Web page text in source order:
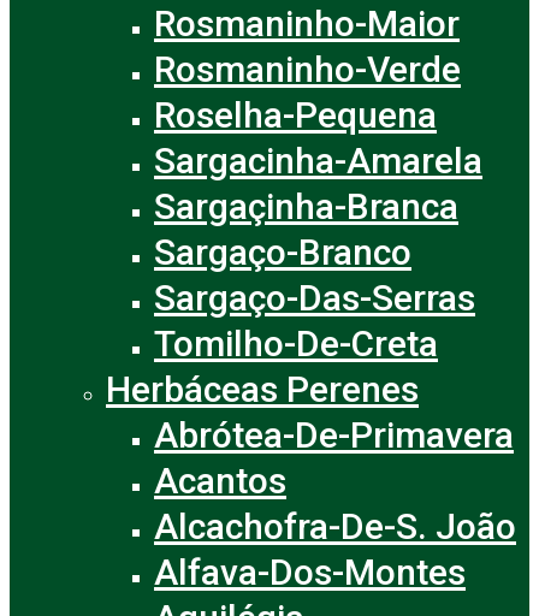
Rosmaninho-Maior
Rosmaninho-Verde
Roselha-Pequena
Sargacinha-Amarela
Sargaçinha-Branca
Sargaço-Branco
Sargaço-Das-Serras
Tomilho-De-Creta
Herbáceas Perenes
Abrótea-De-Primavera
Acantos
Alcachofra-De-S. João
Alfava-Dos-Montes